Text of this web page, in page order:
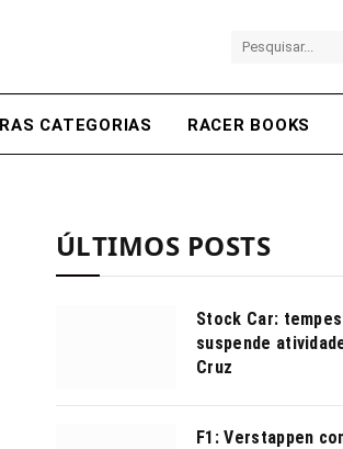
CATEGORIAS RACER BOOKS
ÚLTIMOS POSTS
Stock Car:
suspende
Cruz
F1: Verstappen